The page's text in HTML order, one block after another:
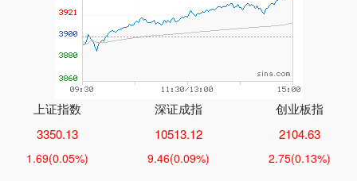
上证指数
3350.13
1.69(0.05%)
深证成指
10513.12
9.46(0.09%)
创业板指
2104.63
2.75(0.13%)